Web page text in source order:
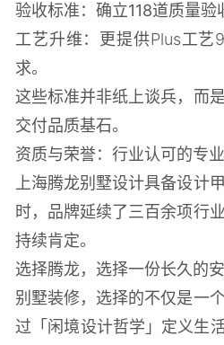
验收标准：确立118道质量验
工艺升维：更提供Plus工
求。
这些标准并非纸上谈兵，而
交付品质基石。
资质与荣誉：行业认可的专
上海腾龙别墅设计具备设计
时，品牌延续了三百余项行
持续肯定。
选择腾龙，选择一份长久的
别墅装修，选择的不仅是一
过「闲境设计哲学」定义生